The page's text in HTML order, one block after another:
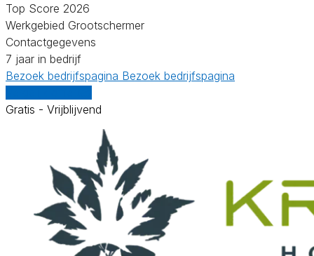
Top Score 2026
Werkgebied Grootschermer
Contactgegevens
7 jaar in bedrijf
Bezoek bedrijfspagina Bezoek bedrijfspagina
Gratis - Vrijblijvend